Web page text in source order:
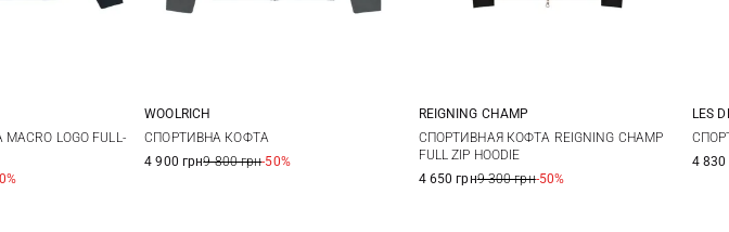
XL XXL
LOGO FULL-
M L
WOOLRICH
СПОРТИВНА КОФТА
4 900 грн9 800 грн-50%
S M L XL
XXL
REIGNING CHAMP
СПОРТИВНАЯ КОФТА REIGNING CHAMP
FULL ZIP HOODIE
4 650 грн9 300 грн-50%
M
LES
4 830